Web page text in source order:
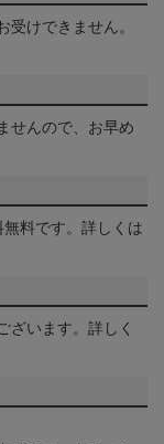
けできません。
せんので、お早め
料です。詳しくは
ざいます。詳しく